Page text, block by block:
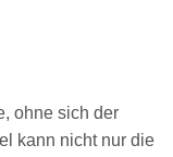
ohne sich der
kann nicht nur die